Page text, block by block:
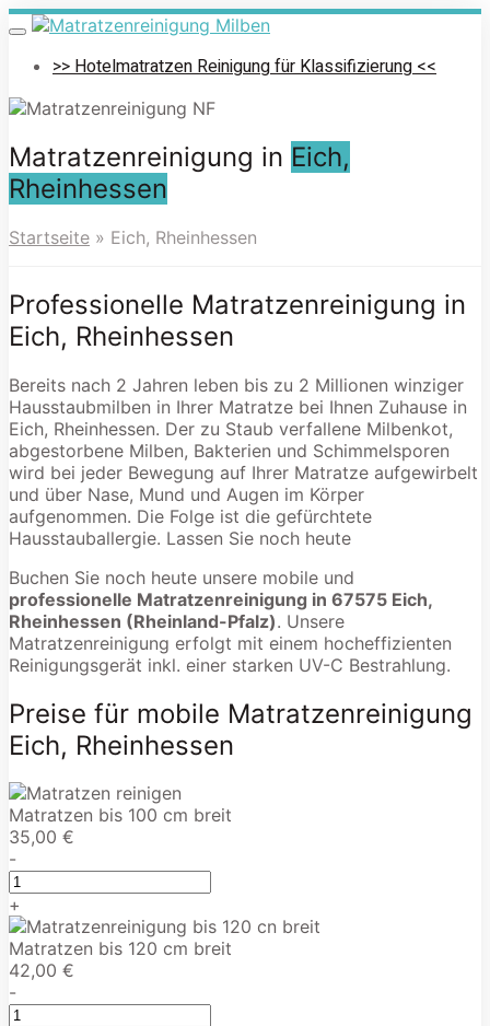
Skip
to
main
Toggle
navigation>> Hotelmatratzen Reinigung für Klassifizierung <<
Matratzenreinigung in Eich,
Rheinhessen
Startseite » Eich, Rheinhessen
Professionelle Matratzenreinigung in
Eich, Rheinhessen
Bereits nach 2 Jahren leben bis zu 2 Millionen winziger
Hausstaubmilben in Ihrer Matratze bei Ihnen Zuhause in
Eich, Rheinhessen. Der zu Staub verfallene Milbenkot,
abgestorbene Milben, Bakterien und Schimmelsporen
wird bei jeder Bewegung auf Ihrer Matratze aufgewirbelt
und über Nase, Mund und Augen im Körper
aufgenommen. Die Folge ist die gefürchtete
Hausstauballergie. Lassen Sie noch heute
Buchen Sie noch heute unsere mobile und
professionelle Matratzenreinigung in 67575 Eich,
Rheinhessen (Rheinland-Pfalz). Unsere
Matratzenreinigung erfolgt mit einem hocheffizienten
Reinigungsgerät inkl. einer starken UV-C Bestrahlung.
Preise für mobile Matratzenreinigung
Eich, Rheinhessen
Matratzen bis 100 cm breit
35,00 €
-
+
Matratzen bis 120 cm breit
42,00 €
-